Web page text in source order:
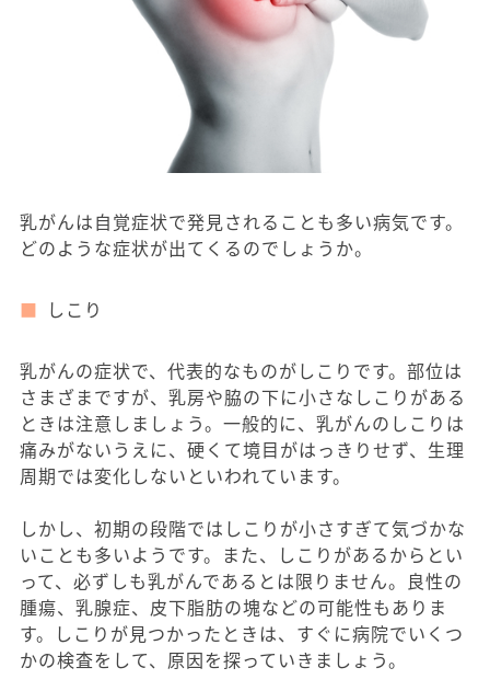
乳がんは自覚症状で発見されることも多い病気です。
どのような症状が出てくるのでしょうか。
しこり
乳がんの症状で、代表的なものがしこりです。部位は
さまざまですが、乳房や脇の下に小さなしこりがある
ときは注意しましょう。一般的に、乳がんのしこりは
痛みがないうえに、硬くて境目がはっきりせず、生理
周期では変化しないといわれています。
しかし、初期の段階ではしこりが小さすぎて気づかな
いことも多いようです。また、しこりがあるからとい
って、必ずしも乳がんであるとは限りません。良性の
腫瘍、乳腺症、皮下脂肪の塊などの可能性もありま
す。しこりが見つかったときは、すぐに病院でいくつ
かの検査をして、原因を探っていきましょう。